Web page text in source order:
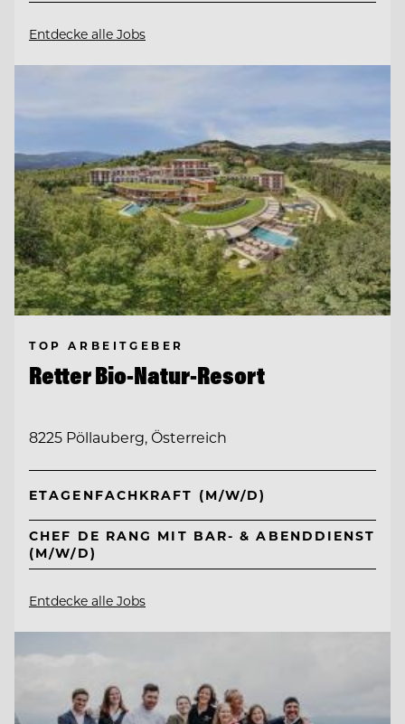
Entdecke alle Jobs
TOP ARBEITGEBER
Retter Bio-Natur-Resort
8225 Pöllauberg, Österreich
ETAGENFACHKRAFT (M/W/D)
CHEF DE RANG MIT BAR- & ABENDDIENST
(M/W/D)
Entdecke alle Jobs